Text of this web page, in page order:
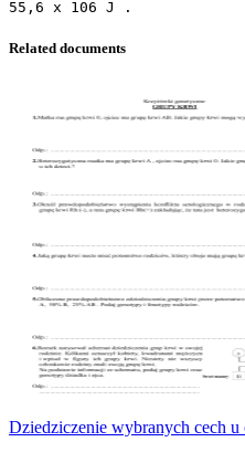
Related documents
Dziedziczenie wybranych cech